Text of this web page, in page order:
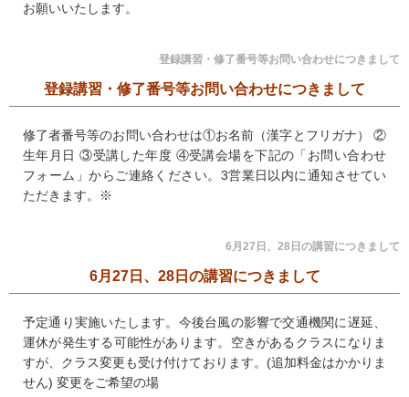
お願いいたします。
登録講習・修了番号等お問い合わせにつきまして
登録講習・修了番号等お問い合わせにつきまして
修了者番号等のお問い合わせは①お名前（漢字とフリガナ） ②
生年月日 ③受講した年度 ④受講会場を下記の「お問い合わせ
フォーム」からご連絡ください。3営業日以内に通知させてい
ただきます。※
6月27日、28日の講習につきまして
6月27日、28日の講習につきまして
予定通り実施いたします。今後台風の影響で交通機関に遅延、
運休が発生する可能性があります。空きがあるクラスになりま
すが、クラス変更も受け付けております。(追加料金はかかりま
せん) 変更をご希望の場